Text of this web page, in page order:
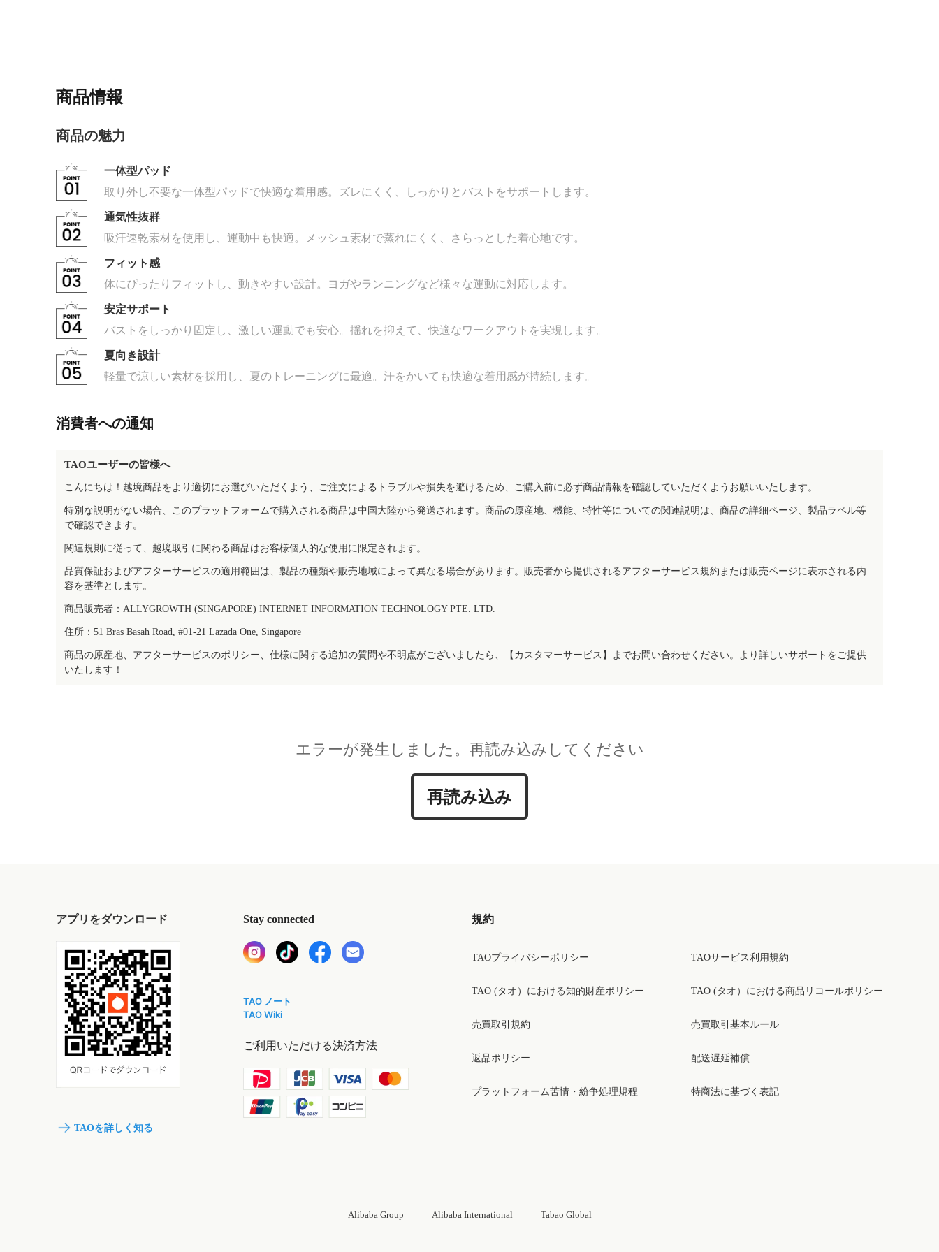
商品情報
商品の魅力
一体型パッド
取り外し不要な一体型パッドで快適な着用感。ズレにくく、しっかりとバストをサポートします。
通気性抜群
吸汗速乾素材を使用し、運動中も快適。メッシュ素材で蒸れにくく、さらっとした着心地です。
フィット感
体にぴったりフィットし、動きやすい設計。ヨガやランニングなど様々な運動に対応します。
安定サポート
バストをしっかり固定し、激しい運動でも安心。揺れを抑えて、快適なワークアウトを実現します。
夏向き設計
軽量で涼しい素材を採用し、夏のトレーニングに最適。汗をかいても快適な着用感が持続します。
消費者への通知
TAOユーザーの皆様へ
こんにちは！越境商品をより適切にお選びいただくよう、ご注文によるトラブルや損失を避けるため、ご購入前に必ず商品情報を確認していただくようお願いいたします。
特別な説明がない場合、このプラットフォームで購入される商品は中国大陸から発送されます。商品の原産地、機能、特性等についての関連説明は、商品の詳細ページ、製品ラベル等
で確認できます。
関連規則に従って、越境取引に関わる商品はお客様個人的な使用に限定されます。
品質保証およびアフターサービスの適用範囲は、製品の種類や販売地域によって異なる場合があります。販売者から提供されるアフターサービス規約または販売ページに表示される内
容を基準とします。
商品販売者：ALLYGROWTH (SINGAPORE) INTERNET INFORMATION TECHNOLOGY PTE. LTD.
住所：51 Bras Basah Road, #01-21 Lazada One, Singapore
商品の原産地、アフターサービスのポリシー、仕様に関する追加の質問や不明点がございましたら、【カスタマーサービス】までお問い合わせください。より詳しいサポートをご提供
いたします！
エラーが発生しました。再読み込みしてください
再読み込み
アプリをダウンロード
TAOを詳しく知る
Stay connected
TAO ノート
TAO Wiki
ご利用いただける決済方法
規約
TAOプライバシーポリシー
TAO (タオ）における知的財産ポリシー
売買取引規約
返品ポリシー
プラットフォーム苦情・紛争処理規程
TAOサービス利用規約
TAO (タオ）における商品リコールポリシー
売買取引基本ルール
配送遅延補償
特商法に基づく表記
Alibaba Group Alibaba International Tabao Global